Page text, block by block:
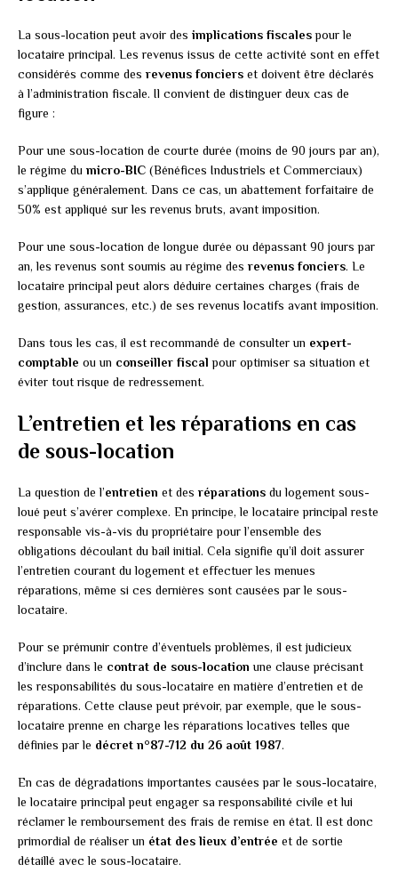
La sous-location peut avoir des implications fiscalespour le
locataire principal. Les revenus issus de cette activité sont en effet
considérés comme des revenus fonciers et doivent être déclarés
à l’administration fiscale. Il convient de distinguer deux cas de
figure :
Pour une sous-location de courte durée (moins de 90 jours par an),
le régime du micro-BIC (Bénéfices Industriels et Commerciaux)
s’applique généralement. Dans ce cas, un abattement forfaitaire de
50% est appliqué sur les revenus bruts, avant imposition.
Pour une sous-location de longue durée ou dépassant 90 jours par
an, les revenus sont soumis au régime des revenus fonciers. Le
locataire principal peut alors déduire certaines charges (frais de
gestion, assurances, etc.) de ses revenus locatifs avant imposition.
Dans tous les cas, il est recommandé de consulter un expert-
comptable ou un conseiller fiscal pour optimiser sa situation et
éviter tout risque de redressement.
L’entretien et les réparations en cas
de sous-location
La question de l’entretien et des réparations du logement sous-
loué peut s’avérer complexe. En principe, le locataire principal reste
responsable vis-à-vis du propriétaire pour l’ensemble des
obligations découlant du bail initial. Cela signifie qu’il doit assurer
l’entretien courant du logement et effectuer les menues
réparations, même si ces dernières sont causées par le sous-
locataire.
Pour se prémunir contre d’éventuels problèmes, il est judicieux
d’inclure dans le contrat de sous-location une clause précisant
les responsabilités du sous-locataire en matière d’entretien et de
réparations. Cette clause peut prévoir, par exemple, que le sous-
locataire prenne en charge les réparations locatives telles que
définies par le décret n°87-712 du 26 août 1987.
En cas de dégradations importantes causées par le sous-locataire,
le locataire principal peut engager sa responsabilité civile et lui
réclamer le remboursement des frais de remise en état. Il est donc
primordial de réaliser un état des lieux d’entrée et de sortie
détaillé avec le sous-locataire.